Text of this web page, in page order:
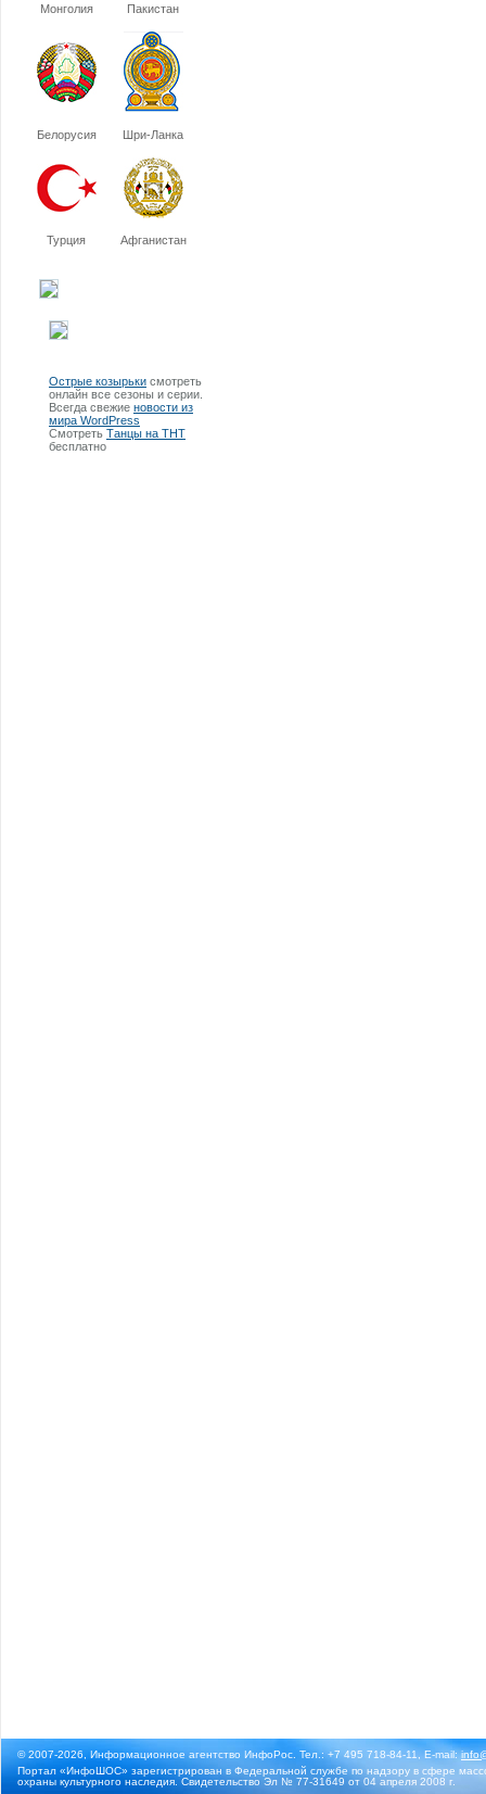
Монголия Пакистан
Белорусия Шри-Ланка
Турция Афганистан
Острые козырьки смотреть
онлайн все сезоны и серии.
Всегда свежие новости из
мира WordPress
Смотреть Танцы на ТНТ
бесплатно
© 2007-2026, Информационное агентство ИнфоРос. Тел.: +7 495 718-84-11, E-mail:
Портал «ИнфоШОС» зарегистрирован в Федеральной службе по надзору в сфере
охраны культурного наследия. Свидетельство Эл № 77-31649 от 04 апреля 2008 г.